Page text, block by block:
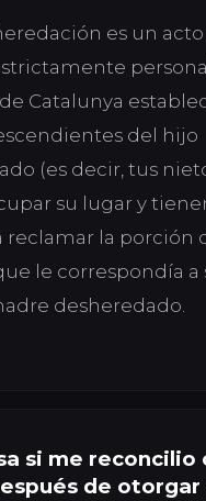
es un
Catalunya
del hijo
(es decir, tus
su lugar y
reclamar la porción
le correspondía a
desheredado.
si me reconcilio
de otorgar